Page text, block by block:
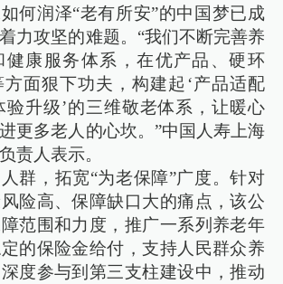
何润泽“老有所安”的中国梦已成
力攻坚的难题。“我们不断完善养
健康服务体系，在优产品、硬环
面狠下功夫，构建起‘产品适配
验升级’的三维敬老体系，让暖心
更多老人的心坎。”中国人寿上海
责人表示。
群，拓宽“为老保障”广度。针对
险高、保障缺口大的痛点，该公
范围和力度，推广一系列养老年
的保险金给付，支持人民群众养
度参与到第三支柱建设中，推动